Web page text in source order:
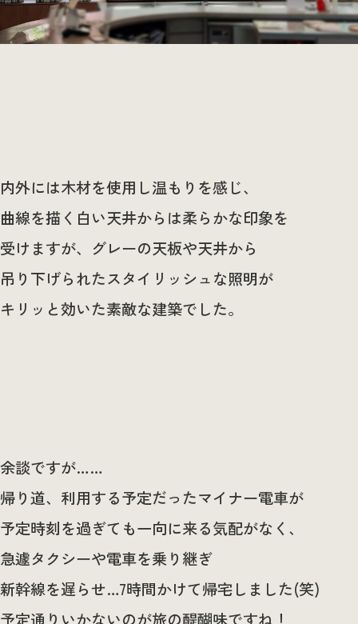
内外には木材を使用し温もりを感じ、
曲線を描く白い天井からは柔らかな印象を
受けますが、グレーの天板や天井から
吊り下げられたスタイリッシュな照明が
キリッと効いた素敵な建築でした。
余談ですが……
帰り道、利用する予定だったマイナー電車が
予定時刻を過ぎても一向に来る気配がなく、
急遽タクシーや電車を乗り継ぎ
新幹線を遅らせ…7時間かけて帰宅しました(笑)
予定通りいかないのが旅の醍醐味ですね！